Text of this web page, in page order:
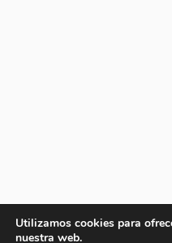
Utilizamos cookies para
nuestra web.